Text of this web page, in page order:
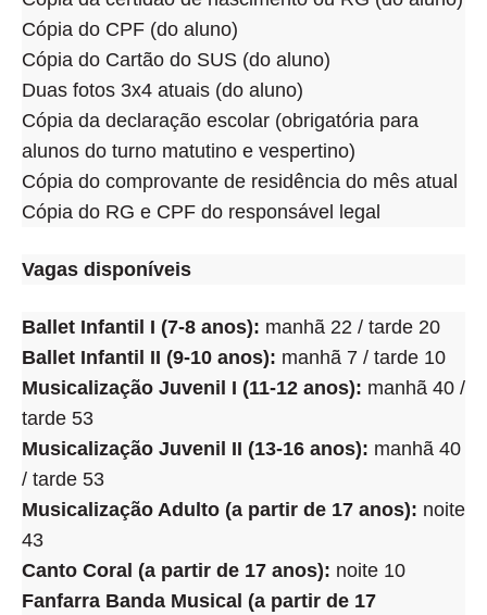
Cópia do CPF (do aluno)
Cópia do Cartão do SUS (do aluno)
Duas fotos 3x4 atuais (do aluno)
Cópia da declaração escolar (obrigatória para
alunos do turno matutino e vespertino)
Cópia do comprovante de residência do mês atual
Cópia do RG e CPF do responsável legal
Vagas disponíveis
Ballet Infantil I (7-8 anos): manhã 22 / tarde 20
Ballet Infantil II (9-10 anos): manhã 7 / tarde 10
Musicalização Juvenil I (11-12 anos): manhã 40 /
tarde 53
Musicalização Juvenil II (13-16 anos): manhã 40
/ tarde 53
Musicalização Adulto (a partir de 17 anos): noite
43
Canto Coral (a partir de 17 anos): noite 10
Fanfarra Banda Musical (a partir de 17